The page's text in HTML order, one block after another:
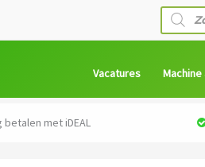
zoeken
Vacatures
met iDEAL